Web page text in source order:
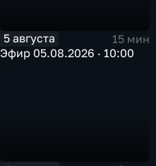
5 августа
15 мин
Эфир 05.08.2026 · 10:00